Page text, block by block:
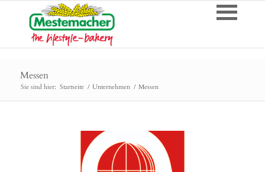
Messen
Sie sind hier: Startseite / Unternehmen / Messen